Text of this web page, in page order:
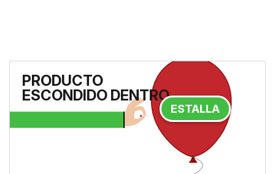
Microstroke Brow Pen DARK
BROWN
PRODUCTO
ESCONDIDO DENTRO
ESTALLA